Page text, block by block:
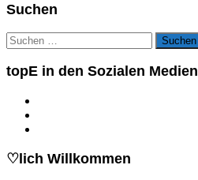
Suchen
Suchen
nach:
topE in den Sozialen Medien
♡lich Willkommen